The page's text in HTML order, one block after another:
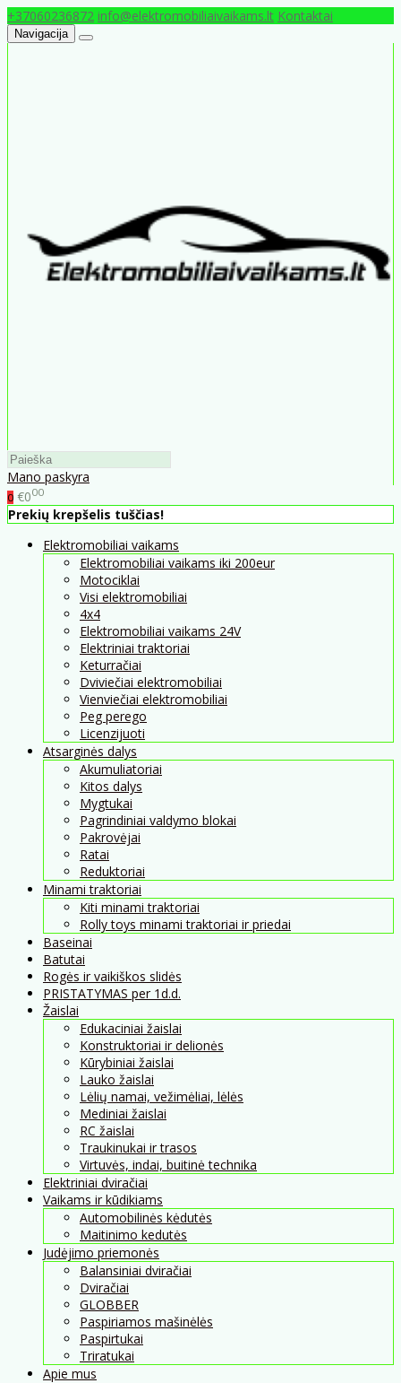
+37060236872 info@elektromobiliaivaikams.lt Kontaktai
Navigacija
Mano paskyra
0 €000
Prekių krepšelis tuščias!
Elektromobiliai vaikams
Elektromobiliai vaikams iki 200eur
Motociklai
Visi elektromobiliai
4x4
Elektromobiliai vaikams 24V
Elektriniai traktoriai
Keturračiai
Dviviečiai elektromobiliai
Vienviečiai elektromobiliai
Peg perego
Licenzijuoti
Atsarginės dalys
Akumuliatoriai
Kitos dalys
Mygtukai
Pagrindiniai valdymo blokai
Pakrovėjai
Ratai
Reduktoriai
Minami traktoriai
Kiti minami traktoriai
Rolly toys minami traktoriai ir priedai
Baseinai
Batutai
Rogės ir vaikiškos slidės
PRISTATYMAS per 1d.d.
Žaislai
Edukaciniai žaislai
Konstruktoriai ir delionės
Kūrybiniai žaislai
Lauko žaislai
Lėlių namai, vežimėliai, lėlės
Mediniai žaislai
RC žaislai
Traukinukai ir trasos
Virtuvės, indai, buitinė technika
Elektriniai dviračiai
Vaikams ir kūdikiams
Automobilinės kėdutės
Maitinimo kedutės
Judėjimo priemonės
Balansiniai dviračiai
Dviračiai
GLOBBER
Paspiriamos mašinėlės
Paspirtukai
Triratukai
Apie mus